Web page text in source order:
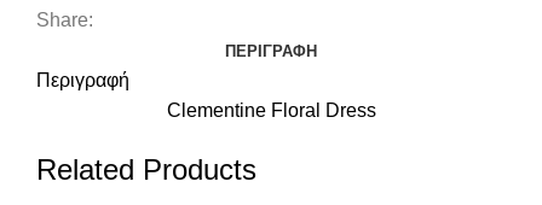
Share:
ΠΕΡΙΓΡΑΦΉ
Περιγραφή
Clementine Floral Dress
Related Products